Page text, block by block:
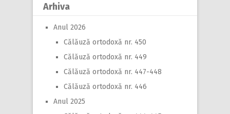
Arhiva
Anul 2026
Călăuză ortodoxă nr. 450
Călăuză ortodoxă nr. 449
Călăuză ortodoxă nr. 447-448
Călăuză ortodoxă nr. 446
Anul 2025